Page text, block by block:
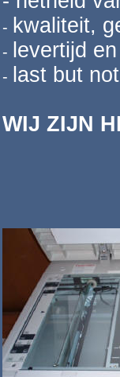
- kwaliteit,
- levertijd
- last but
WIJ ZIJN